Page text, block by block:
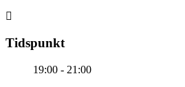
Tidspunkt
19:00 - 21:00